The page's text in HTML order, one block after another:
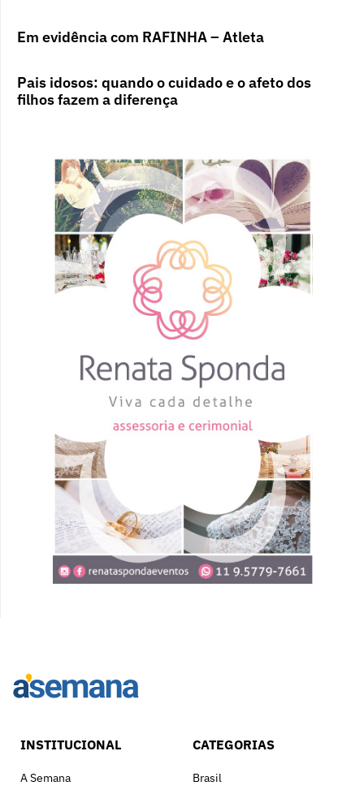
Em evidência com RAFINHA – Atleta
Pais idosos: quando o cuidado e o afeto dos
filhos fazem a diferença
INSTITUCIONAL
A Semana
CATEGORIAS
Brasil